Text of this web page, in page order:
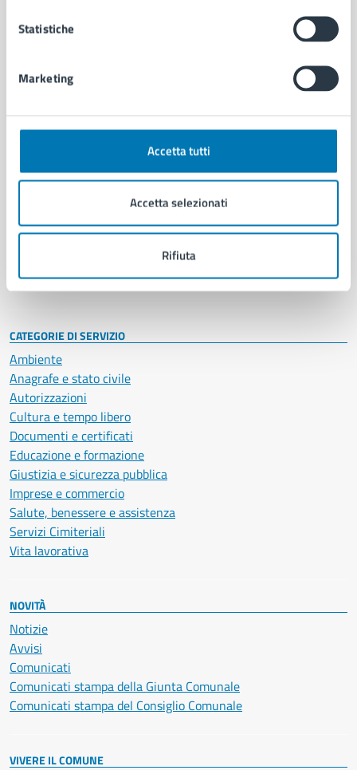
Statistiche
Marketing
Accetta tutti
Accetta selezionati
Rifiuta
Aree amministrative
Uffici
Politici
Intranet, posta aziendale e protocollo
CATEGORIE DI SERVIZIO
Ambiente
Anagrafe e stato civile
Autorizzazioni
Cultura e tempo libero
Documenti e certificati
Educazione e formazione
Giustizia e sicurezza pubblica
Imprese e commercio
Salute, benessere e assistenza
Servizi Cimiteriali
Vita lavorativa
NOVITÀ
Notizie
Avvisi
Comunicati
Comunicati stampa della Giunta Comunale
Comunicati stampa del Consiglio Comunale
VIVERE IL COMUNE